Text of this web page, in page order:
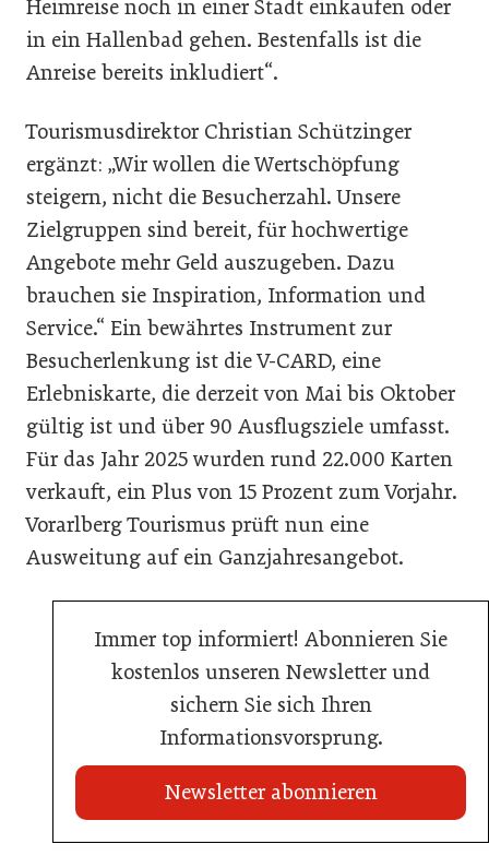
Heimreise noch in einer Stadt einkaufen oder
in ein Hallenbad gehen. Bestenfalls ist die
Anreise bereits inkludiert“.
Tourismusdirektor Christian Schützinger
ergänzt: „Wir wollen die Wertschöpfung
steigern, nicht die Besucherzahl. Unsere
Zielgruppen sind bereit, für hochwertige
Angebote mehr Geld auszugeben. Dazu
brauchen sie Inspiration, Information und
Service.“ Ein bewährtes Instrument zur
Besucherlenkung ist die V-CARD, eine
Erlebniskarte, die derzeit von Mai bis Oktober
gültig ist und über 90 Ausflugsziele umfasst.
Für das Jahr 2025 wurden rund 22.000 Karten
verkauft, ein Plus von 15 Prozent zum Vorjahr.
Vorarlberg Tourismus prüft nun eine
Ausweitung auf ein Ganzjahresangebot.
Immer top informiert! Abonnieren Sie
kostenlos unseren Newsletter und
sichern Sie sich Ihren
Informationsvorsprung.
Newsletter abonnieren